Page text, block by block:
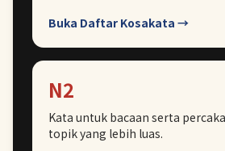
Buka Daftar Kosakata →
N2
Kata untuk bacaan serta
topik yang lebih luas.